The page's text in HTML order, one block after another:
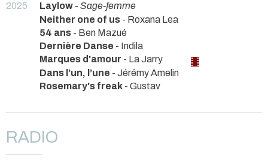
2025 Laylow - Sage-femme
Neither one of us - Roxana Lea
54 ans - Ben Mazué
Dernière Danse - Indila
Marques d'amour - La Jarry
Dans l’un, l’une - Jérémy Amelin
Rosemary's freak - Gustav
RADIO